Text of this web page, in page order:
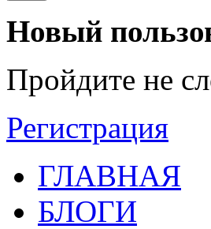
Новый
Пройдите не
Регистрация
ГЛАВНАЯ
БЛОГИ